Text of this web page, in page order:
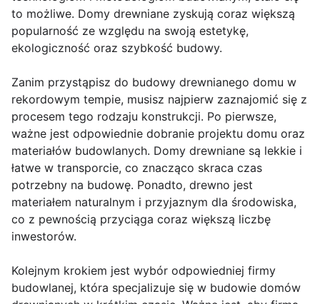
to możliwe. Domy drewniane zyskują coraz większą
popularność ze względu na swoją estetykę,
ekologiczność oraz szybkość budowy.
Zanim przystąpisz do budowy drewnianego domu w
rekordowym tempie, musisz najpierw zaznajomić się z
procesem tego rodzaju konstrukcji. Po pierwsze,
ważne jest odpowiednie dobranie projektu domu oraz
materiałów budowlanych. Domy drewniane są lekkie i
łatwe w transporcie, co znacząco skraca czas
potrzebny na budowę. Ponadto, drewno jest
materiałem naturalnym i przyjaznym dla środowiska,
co z pewnością przyciąga coraz większą liczbę
inwestorów.
Kolejnym krokiem jest wybór odpowiedniej firmy
budowlanej, która specjalizuje się w budowie domów